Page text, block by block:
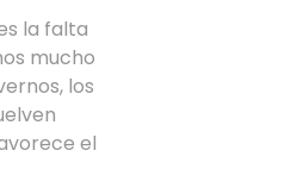
la falta
mucho
los
el